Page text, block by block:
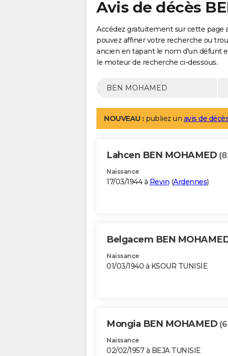
Avis de décès
Accédez gratuitement sur cette page
pouvez affiner votre recherche ou
ancien en tapant le nom d'un défunt
le moteur de recherche ci-dessous.
NOUVEAU : publiez un avis de
Lahcen BEN MOHAMED
Naissance
17/03/1944 à Revin (Ardennes)
Belgacem BEN
Naissance
01/03/1940 à KSOUR TUNISIE
Mongia BEN MOHAMED
Naissance
02/02/1957 à BEJA TUNISIE